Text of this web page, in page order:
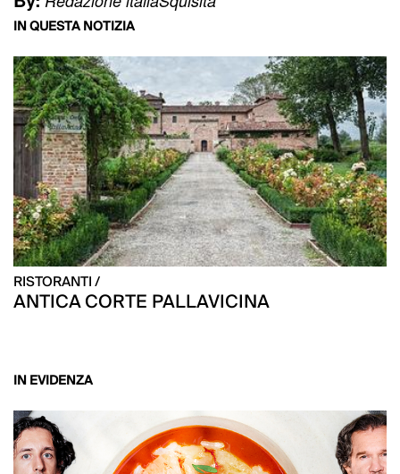
IN QUESTA NOTIZIA
RISTORANTI /
ANTICA CORTE PALLAVICINA
IN EVIDENZA